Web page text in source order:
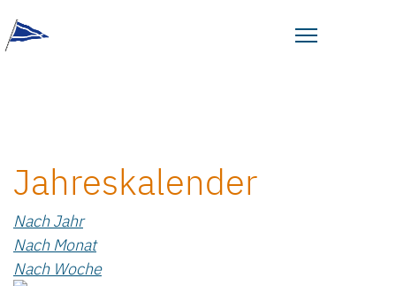
Jahreskalender
Nach Jahr
Nach Monat
Nach Woche